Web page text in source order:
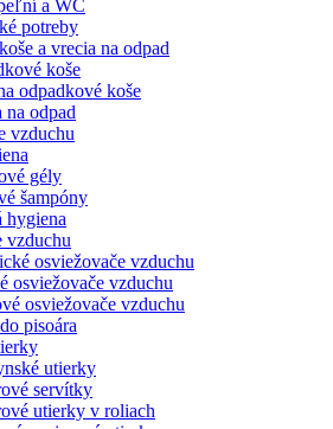
a WC
potreby
a vrecia na odpad
koše
odpadkové koše
na odpad
vzduchu
gély
šampóny
hygiena
vzduchu
osviežovače vzduchu
osviežovače vzduchu
osviežovače vzduchu
pisoára
utierky
servítky
utierky v roliach